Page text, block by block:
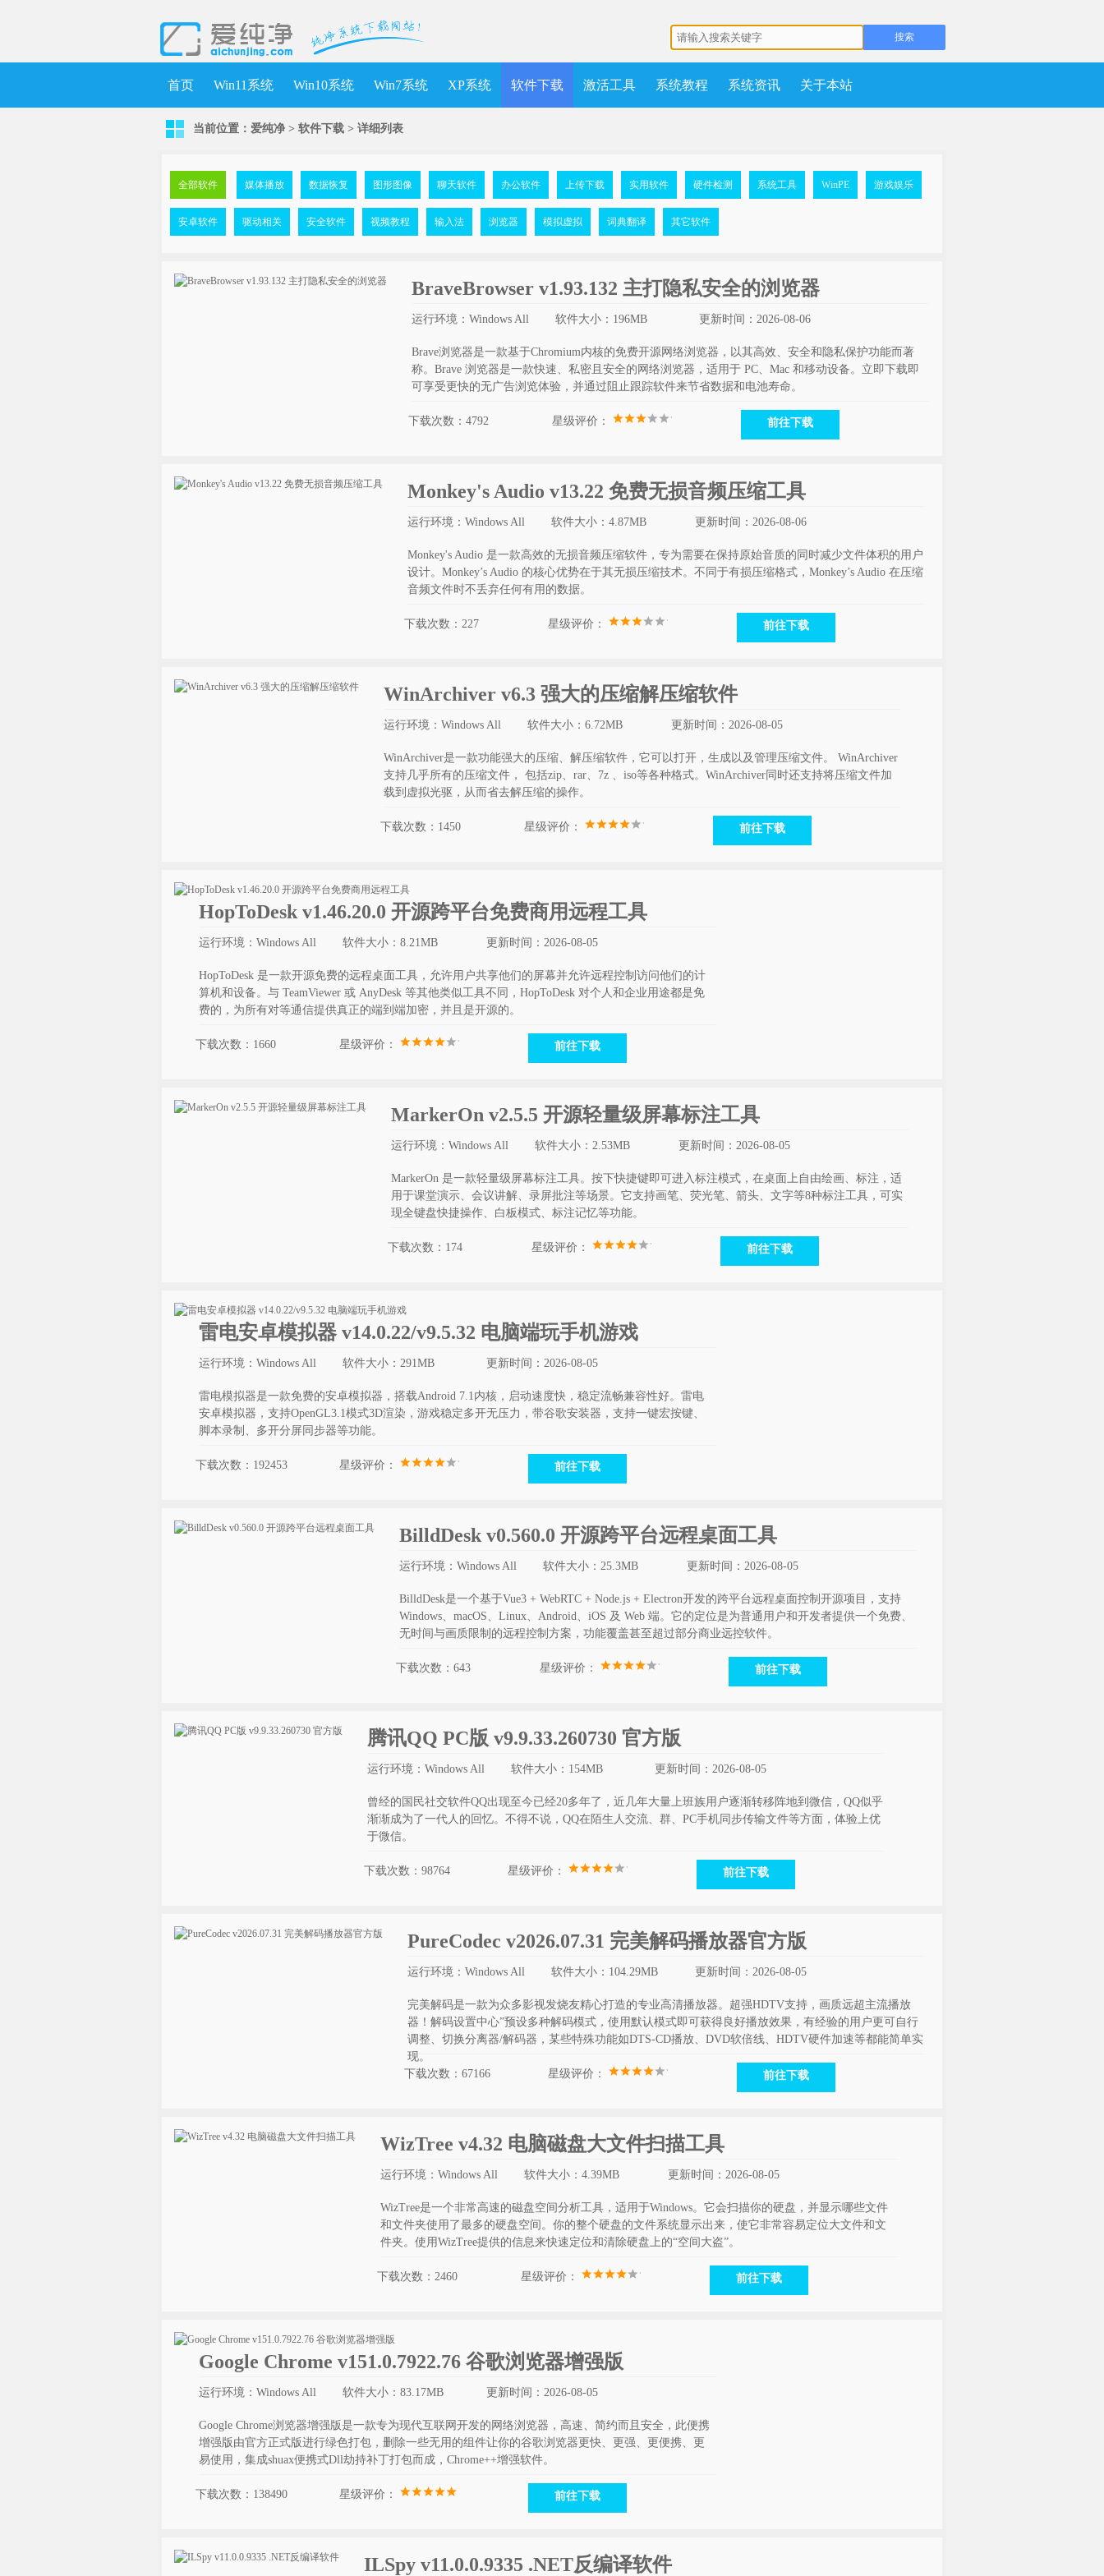
首页 Win11系统 Win10系统 Win7系统 XP系统 软件下载 激活工具 系统教程 系统资讯 关于本站
当前位置： 爱纯净 > 软件下载 > 详细列表
全部软件 媒体播放 数据恢复 图形图像 聊天软件 办公软件 上传下载 实用软件 硬件检测 系统工具 WinPE 游戏娱乐
安卓软件 驱动相关 安全软件 视频教程 输入法 浏览器 模拟虚拟 词典翻译 其它软件
BraveBrowser v1.93.132 主打隐私安全的浏览器
运行环境：Windows All 软件大小：196MB 更新时间：2026-08-06
Brave浏览器是一款基于Chromium内核的免费开源网络浏览器，以其高效、安全和隐私保护功能而著
称。Brave 浏览器是一款快速、私密且安全的网络浏览器，适用于 PC、Mac 和移动设备。立即下载即
可享受更快的无广告浏览体验，并通过阻止跟踪软件来节省数据和电池寿命。
下载次数：4792 星级评价： 前往下载
Monkey's Audio v13.22 免费无损音频压缩工具
运行环境：Windows All 软件大小：4.87MB 更新时间：2026-08-06
Monkey's Audio 是一款高效的无损音频压缩软件，专为需要在保持原始音质的同时减少文件体积的用户
设计。Monkey’s Audio 的核心优势在于其无损压缩技术。不同于有损压缩格式，Monkey’s Audio 在压缩
音频文件时不丢弃任何有用的数据。
下载次数：227 星级评价： 前往下载
WinArchiver v6.3 强大的压缩解压缩软件
运行环境：Windows All 软件大小：6.72MB 更新时间：2026-08-05
WinArchiver是一款功能强大的压缩、解压缩软件，它可以打开，生成以及管理压缩文件。 WinArchiver
支持几乎所有的压缩文件， 包括zip、rar、7z 、iso等各种格式。WinArchiver同时还支持将压缩文件加
载到虚拟光驱，从而省去解压缩的操作。
下载次数：1450 星级评价： 前往下载
HopToDesk v1.46.20.0 开源跨平台免费商用远程工具
运行环境：Windows All 软件大小：8.21MB 更新时间：2026-08-05
HopToDesk 是一款开源免费的远程桌面工具，允许用户共享他们的屏幕并允许远程控制访问他们的计
算机和设备。与 TeamViewer 或 AnyDesk 等其他类似工具不同，HopToDesk 对个人和企业用途都是免
费的，为所有对等通信提供真正的端到端加密，并且是开源的。
下载次数：1660 星级评价： 前往下载
MarkerOn v2.5.5 开源轻量级屏幕标注工具
运行环境：Windows All 软件大小：2.53MB 更新时间：2026-08-05
MarkerOn 是一款轻量级屏幕标注工具。按下快捷键即可进入标注模式，在桌面上自由绘画、标注，适
用于课堂演示、会议讲解、录屏批注等场景。它支持画笔、荧光笔、箭头、文字等8种标注工具，可实
现全键盘快捷操作、白板模式、标注记忆等功能。
下载次数：174 星级评价： 前往下载
雷电安卓模拟器 v14.0.22/v9.5.32 电脑端玩手机游戏
运行环境：Windows All 软件大小：291MB 更新时间：2026-08-05
雷电模拟器是一款免费的安卓模拟器，搭载Android 7.1内核，启动速度快，稳定流畅兼容性好。雷电
安卓模拟器，支持OpenGL3.1模式3D渲染，游戏稳定多开无压力，带谷歌安装器，支持一键宏按键、
脚本录制、多开分屏同步器等功能。
下载次数：192453 星级评价： 前往下载
BilldDesk v0.560.0 开源跨平台远程桌面工具
运行环境：Windows All 软件大小：25.3MB 更新时间：2026-08-05
BilldDesk是一个基于Vue3 + WebRTC + Node.js + Electron开发的跨平台远程桌面控制开源项目，支持
Windows、macOS、Linux、Android、iOS 及 Web 端。它的定位是为普通用户和开发者提供一个免费、
无时间与画质限制的远程控制方案，功能覆盖甚至超过部分商业远控软件。
下载次数：643 星级评价： 前往下载
腾讯QQ PC版 v9.9.33.260730 官方版
运行环境：Windows All 软件大小：154MB 更新时间：2026-08-05
曾经的国民社交软件QQ出现至今已经20多年了，近几年大量上班族用户逐渐转移阵地到微信，QQ似乎
渐渐成为了一代人的回忆。不得不说，QQ在陌生人交流、群、PC手机同步传输文件等方面，体验上优
于微信。
下载次数：98764 星级评价： 前往下载
PureCodec v2026.07.31 完美解码播放器官方版
运行环境：Windows All 软件大小：104.29MB 更新时间：2026-08-05
完美解码是一款为众多影视发烧友精心打造的专业高清播放器。超强HDTV支持，画质远超主流播放
器！解码设置中心”预设多种解码模式，使用默认模式即可获得良好播放效果，有经验的用户更可自行
调整、切换分离器/解码器，某些特殊功能如DTS-CD播放、DVD软倍线、HDTV硬件加速等都能简单实
现。
下载次数：67166
星级评价： 前往下载
WizTree v4.32 电脑磁盘大文件扫描工具
运行环境：Windows All 软件大小：4.39MB 更新时间：2026-08-05
WizTree是一个非常高速的磁盘空间分析工具，适用于Windows。它会扫描你的硬盘，并显示哪些文件
和文件夹使用了最多的硬盘空间。你的整个硬盘的文件系统显示出来，使它非常容易定位大文件和文
件夹。使用WizTree提供的信息来快速定位和清除硬盘上的“空间大盗”。
下载次数：2460 星级评价： 前往下载
Google Chrome v151.0.7922.76 谷歌浏览器增强版
运行环境：Windows All 软件大小：83.17MB 更新时间：2026-08-05
Google Chrome浏览器增强版是一款专为现代互联网开发的网络浏览器，高速、简约而且安全，此便携
增强版由官方正式版进行绿色打包，删除一些无用的组件让你的谷歌浏览器更快、更强、更便携、更
易使用，集成shuax便携式Dll劫持补丁打包而成，Chrome++增强软件。
下载次数：138490 星级评价： 前往下载
ILSpy v11.0.0.9335 .NET反编译软件